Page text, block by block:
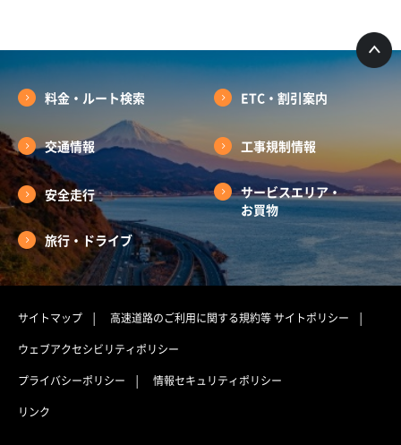
料金・ルート検索 ETC・割引案内
交通情報 工事規制情報
安全走行
サービスエリア・
お買物
旅行・ドライブ
サイトマップ 高速道路のご利用に関する規約等サイトポリシー
ウェブアクセシビリティポリシー
プライバシーポリシー
情報セキュリティポリシー
リンク